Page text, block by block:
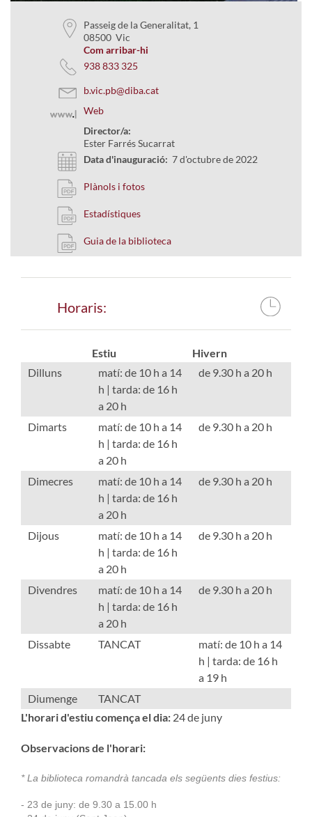
Passeig de la Generalitat, 1
08500 Vic
Com arribar-hi
938 833 325
b.vic.pb@diba.cat
Web
Director/a:
Ester Farrés Sucarrat
Data d'inauguració: 7 d'octubre de 2022
Plànols i fotos
Estadístiques
Guia de la biblioteca
Horaris:
Estiu
Hivern
Dilluns
matí: de 10 h a 14
h | tarda: de 16 h
a 20 h
de 9.30 h a 20 h
Dimarts
matí: de 10 h a 14
h | tarda: de 16 h
a 20 h
de 9.30 h a 20 h
Dimecres
matí: de 10 h a 14
h | tarda: de 16 h
a 20 h
de 9.30 h a 20 h
Dijous
matí: de 10 h a 14
h | tarda: de 16 h
a 20 h
de 9.30 h a 20 h
Divendres
matí: de 10 h a 14
h | tarda: de 16 h
a 20 h
de 9.30 h a 20 h
Dissabte TANCAT
matí: de 10 h a 14
h | tarda: de 16 h
a 19 h
Diumenge
TANCAT
L'horari d'estiu comença el dia: 24 de juny
Observacions de l'horari:
* La biblioteca romandrà tancada els següents dies festius:
- 23 de juny: de 9.30 a 15.00 h